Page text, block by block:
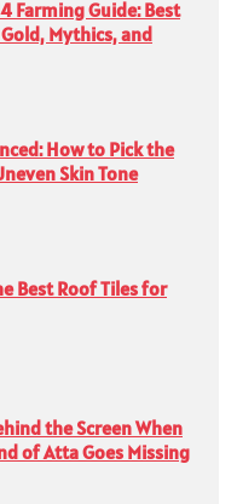
Farming Guide: Best
Mythics, and
How to Pick the
Skin Tone
Best Roof Tiles for
the Screen When
of Atta Goes Missing